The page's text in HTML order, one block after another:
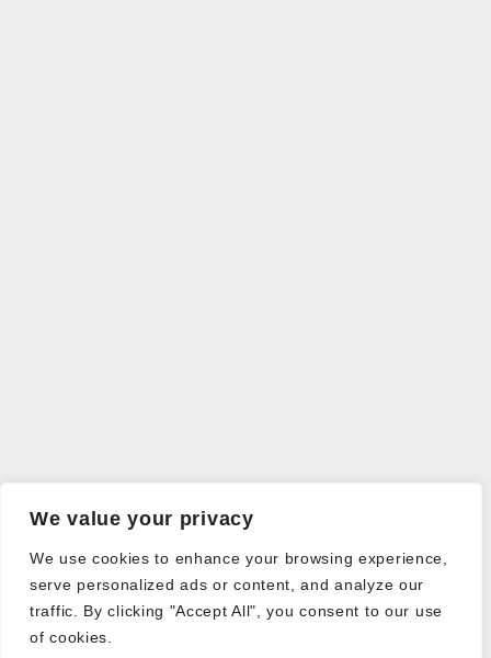
We value your privacy
We use cookies to enhance your browsing experience,
serve personalized ads or content, and analyze our
traffic. By clicking "Accept All", you consent to our use
of cookies.